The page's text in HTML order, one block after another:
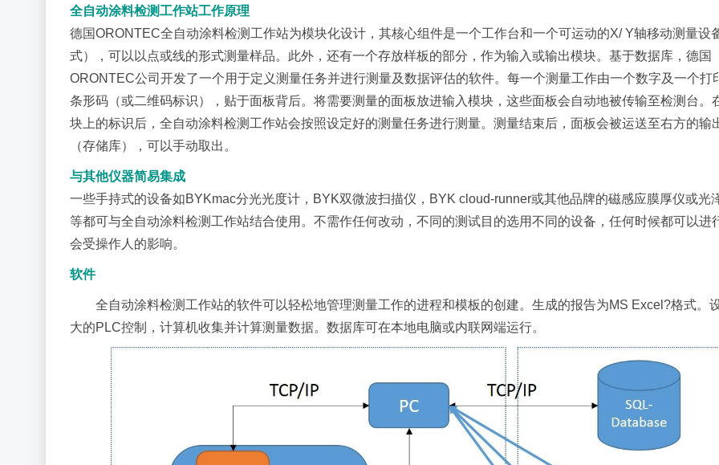
全自动涂料检测工作站工作原理
德国ORONTEC全自动涂料检测工作站为模块化设计，其核心组件是一个工作台和一个可运动的X/ Y轴移动测量设
式），可以以点或线的形式测量样品。此外，还有一个存放样板的部分，作为输入或输出模块。基于数据库，德国
ORONTEC公司开发了一个用于定义测量任务并进行测量及数据评估的软件。每一个测量工作由一个数字及一个打
条形码（或二维码标识），贴于面板背后。将需要测量的面板放进输入模块，这些面板会自动地被传输至检测台。
块上的标识后，全自动涂料检测工作站会按照设定好的测量任务进行测量。测量结束后，面板会被运送至右方的输
（存储库），可以手动取出。
与其他仪器简易集成
一些手持式的设备如BYKmac分光光度计，BYK双微波扫描仪，BYK cloud-runner或其他品牌的磁感应膜厚仪或光
等都可与全自动涂料检测工作站结合使用。不需作任何改动，不同的测试目的选用不同的设备，任何时候都可以进
会受操作人的影响。
软件
全自动涂料检测工作站的软件可以轻松地管理测量工作的进程和模板的创建。生成的报告为MS Excel?格式。
大的PLC控制，计算机收集并计算测量数据。数据库可在本地电脑或内联网端运行。